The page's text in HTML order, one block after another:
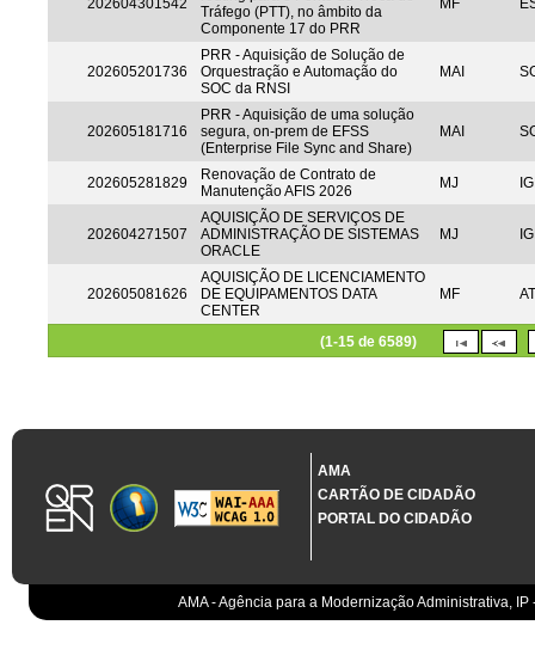
202604301542
Tráfego (PTT), no âmbito da
Componente 17 do PRR
MF
202605201736
PRR - Aquisição de Solução de
Orquestração e Automação do
SOC da RNSI
MAI
202605181716
PRR - Aquisição de uma solução
segura, on-prem de EFSS
(Enterprise File Sync and Share)
MAI
202605281829
Renovação de Contrato de
Manutenção AFIS 2026
MJ
202604271507
AQUISIÇÃO DE SERVIÇOS DE
ADMINISTRAÇÃO DE SISTEMAS
ORACLE
MJ
202605081626
AQUISIÇÃO DE LICENCIAMENTO
DE EQUIPAMENTOS DATA
CENTER
MF AT
(1-15 de 6589)
AMA
CARTÃO DE CIDADÃO
PORTAL DO CIDADÃO
AMA - Agência para a Modernização Administrativa,